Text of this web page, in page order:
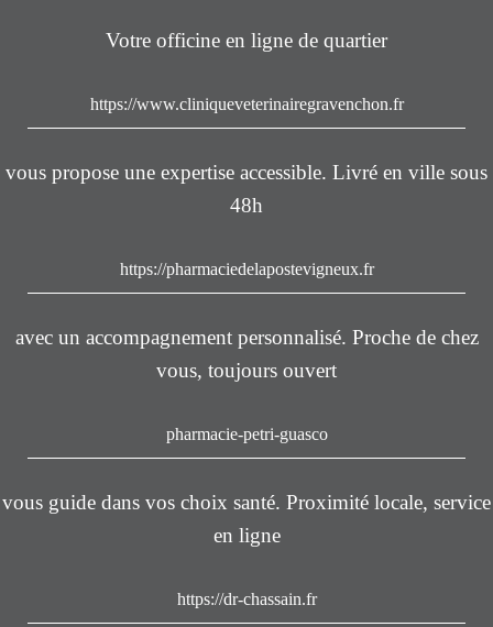
Votre officine en ligne de quartier
https://www.cliniqueveterinairegravenchon.fr
vous propose une expertise accessible. Livré en ville sous
48h
https://pharmaciedelapostevigneux.fr
avec un accompagnement personnalisé. Proche de chez
vous, toujours ouvert
pharmacie-petri-guasco
vous guide dans vos choix santé. Proximité locale, service
en ligne
https://dr-chassain.fr